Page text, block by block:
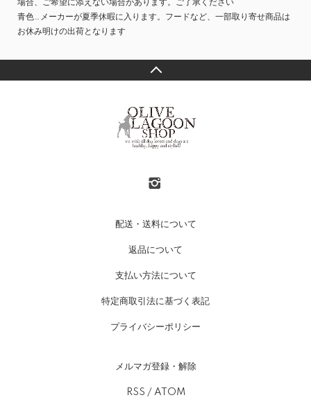
場合、ご希望に添えない場合があります。ご了承ください
青色…メーカーが夏季休暇に入ります。フードなど、一部取り寄せ商品は
お休み明けの出荷となります
配送・送料について
返品について
支払い方法について
特定商取引法に基づく表記
プライバシーポリシー
メルマガ登録・解除
RSS / ATOM